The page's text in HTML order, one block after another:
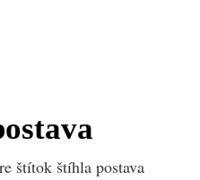
štítok štíhla postava